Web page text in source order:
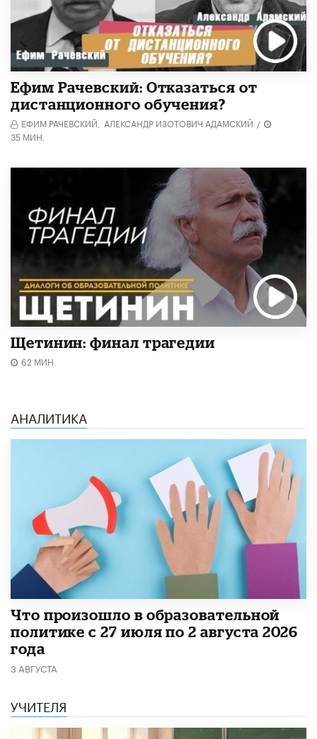
Ефим Рачевский: Отказаться от
дистанционного обучения?
ЕФИМ РАЧЕВСКИЙ, АЛЕКСАНДР ИЗОТОВИЧ АДАМСКИЙ /
35 МИН.
Щетинин: финал трагедии
62 МИН.
АНАЛИТИКА
​Что произошло в образовательной
политике с 27 июля по 2 августа 2026
года
3 АВГУСТА
УЧИТЕЛЯ